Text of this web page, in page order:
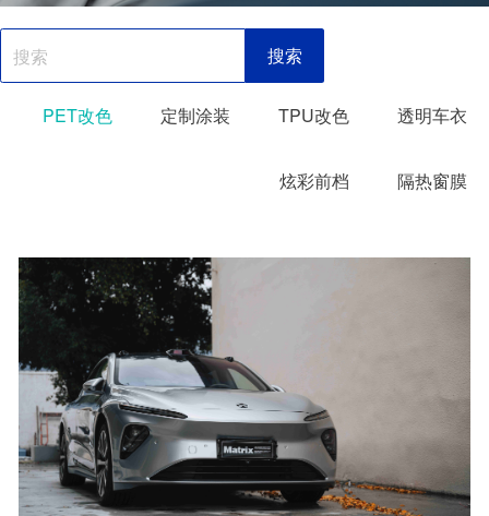
搜索
PET改色 定制涂装 TPU改色 透明车衣
炫彩前档 隔热窗膜